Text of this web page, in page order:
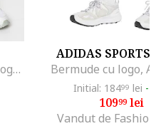
Pantaloni scurti cu snur si logo brodat, Verde englez
ADIDAS
Bermude cu logo,
Initial: 18499 lei -
10999lei
Vandut de Fashion